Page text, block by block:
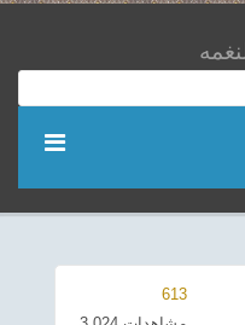
613